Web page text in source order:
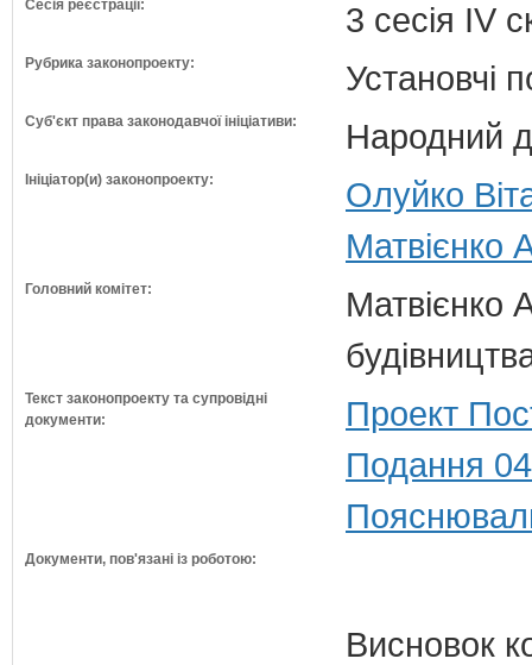
Сесія реєстрації: 3 сесія IV
Рубрика законопроекту: Установчі
Суб'єкт права законодавчої ініціативи: Народний
Ініціатор(и) законопроекту:
Олуйко
Матвієнко
Головний комітет:
Матвієнко
Текст законопроекту та супровідні
документи:
Проект
Подання
Документи, пов'язані із роботою:
Висновок